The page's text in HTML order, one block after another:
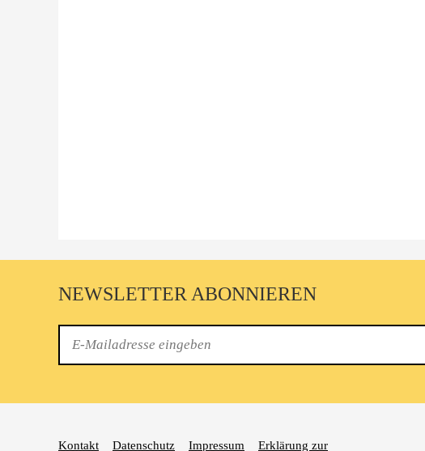
NEWSLETTER ABONNIEREN
Mail
Kontakt Datenschutz Impressum Erklärung zur